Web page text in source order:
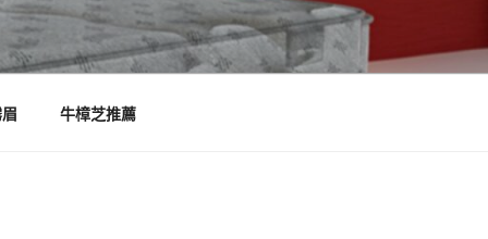
牛樟芝推薦